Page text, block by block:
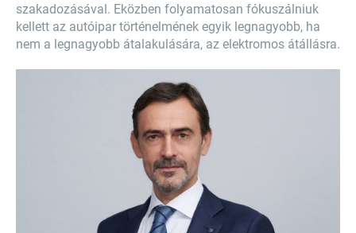
szakadozásával. Eközben folyamatosan fókuszálniuk
kellett az autóipar történelmének egyik legnagyobb, ha
nem a legnagyobb átalakulására, az elektromos átállásra.